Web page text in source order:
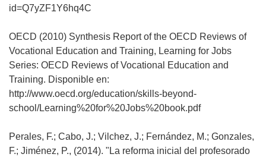
id=Q7yZF1Y6hq4C
OECD (2010) Synthesis Report of the OECD Reviews of
Vocational Education and Training, Learning for Jobs
Series: OECD Reviews of Vocational Education and
Training. Disponible en:
http://www.oecd.org/education/skills-beyond-
school/Learning%20for%20Jobs%20book.pdf
Perales, F.; Cabo, J.; Vilchez, J.; Fernández, M.; Gonzales,
F.; Jiménez, P., (2014). "La reforma inicial del profesorado